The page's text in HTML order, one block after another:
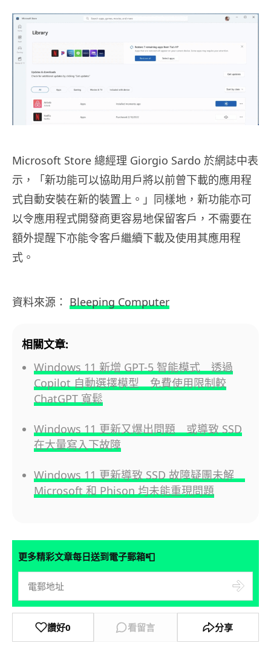
Microsoft Store 總經理 Giorgio Sardo 於網誌中表
示，「新功能可以協助用戶將以前曾下載的應用程
式自動安裝在新的裝置上。」同樣地，新功能亦可
以令應用程式開發商更容易地保留客戶，不需要在
額外提醒下亦能令客戶繼續下載及使用其應用程
式。
資料來源： Bleeping Computer
相關文章:
Windows 11 新增 GPT-5 智能模式 透過
Copilot 自動選擇模型 免費使用限制較
ChatGPT 寬鬆
Windows 11 更新又爆出問題 或導致 SSD
在大量寫入下故障
Windows 11 更新導致 SSD 故障疑團未解
Microsoft 和 Phison 均未能重現問題
更多精彩文章每日送到電子郵箱📮
讚好0 看留言 分享